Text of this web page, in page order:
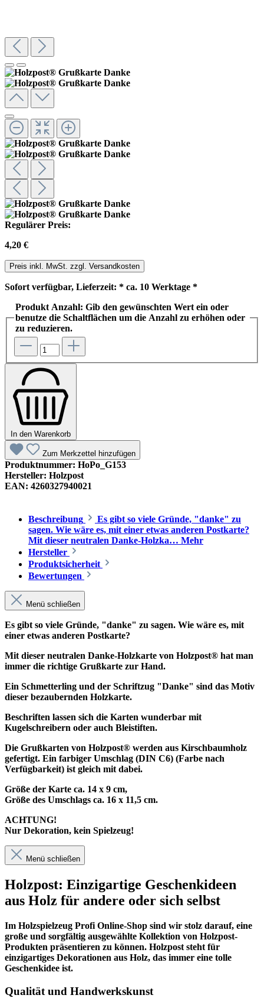
Regulärer Preis:
4,20 €
Preis inkl. MwSt. zzgl. Versandkosten
Sofort verfügbar, Lieferzeit: * ca. 10 Werktage *
Produkt Anzahl: Gib den gewünschten Wert ein oder
benutze die Schaltflächen um die Anzahl zu erhöhen oder
zu reduzieren.
In den Warenkorb
Zum Merkzettel hinzufügen
Produktnummer: HoPo_G153
Hersteller: Holzpost
EAN: 4260327940021
Beschreibung
Es gibt so viele Gründe, "danke" zu
sagen. Wie wäre es, mit einer etwas anderen Postkarte?
Mit dieser neutralen Danke-Holzka… Mehr
Hersteller
Produktsicherheit
Bewertungen
Menü schließen
Es gibt so viele Gründe, "danke" zu sagen. Wie wäre es, mit
einer etwas anderen Postkarte?
Mit dieser neutralen Danke-Holzkarte von Holzpost® hat man
immer die richtige Grußkarte zur Hand.
Ein Schmetterling und der Schriftzug "Danke" sind das Motiv
dieser bezaubernden Holzkarte.
Beschriften lassen sich die Karten wunderbar mit
Kugelschreibern oder auch Bleistiften.
Die Grußkarten von Holzpost® werden aus Kirschbaumholz
gefertigt. Ein farbiger Umschlag (DIN C6) (Farbe nach
Verfügbarkeit) ist gleich mit dabei.
Größe der Karte ca. 14 x 9 cm,
Größe des Umschlags ca. 16 x 11,5 cm.
ACHTUNG!
Nur Dekoration, kein Spielzeug!
Menü schließen
Holzpost: Einzigartige Geschenkideen
aus Holz für andere oder sich selbst
Im Holzspielzeug Profi Online-Shop sind wir stolz darauf, eine
große und sorgfältig ausgewählte Kollektion von Holzpost-
Produkten präsentieren zu können. Holzpost steht für
einzigartiges Dekorationen aus Holz, das immer eine tolle
Geschenkidee ist.
Qualität und Handwerkskunst